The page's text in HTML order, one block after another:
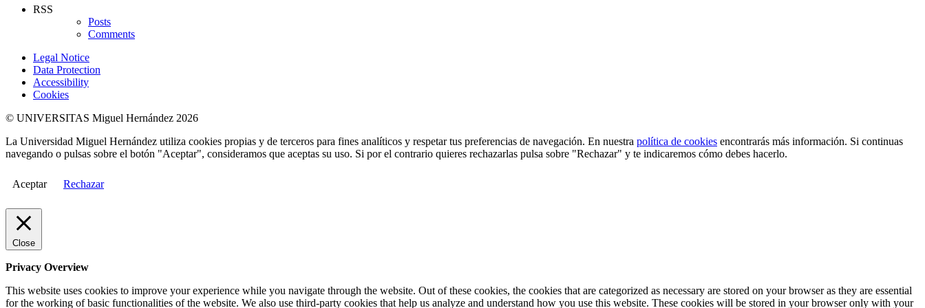
RSS
Posts
Comments
Legal Notice
Data Protection
Accessibility
Cookies
© UNIVERSITAS Miguel Hernández 2026
La Universidad Miguel Hernández utiliza cookies propias y de terceros para fines analíticos y respetar tus preferencias de navegación. En nuestra política de cookies encontrarás más información. Si continuas
navegando o pulsas sobre el botón "Aceptar", consideramos que aceptas su uso. Si por el contrario quieres rechazarlas pulsa sobre "Rechazar" y te indicaremos cómo debes hacerlo.
Aceptar Rechazar
Close
Privacy Overview
This website uses cookies to improve your experience while you navigate through the website. Out of these cookies, the cookies that are categorized as necessary are stored on your browser as they are essential
for the working of basic functionalities of the website. We also use third-party cookies that help us analyze and understand how you use this website. These cookies will be stored in your browser only with your